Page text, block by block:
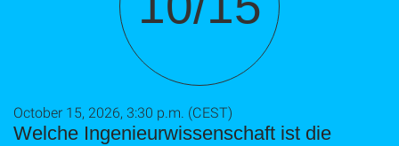
Welche Ingenieurwissenschaft ist die
October 15, 2026, 3:30 p.m. (CEST)